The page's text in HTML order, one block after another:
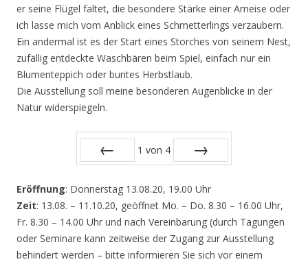
er seine Flügel faltet, die besondere Stärke einer Ameise oder
ich lasse mich vom Anblick eines Schmetterlings verzaubern.
Ein andermal ist es der Start eines Storches von seinem Nest,
zufällig entdeckte Waschbären beim Spiel, einfach nur ein
Blumenteppich oder buntes Herbstlaub.
Die Ausstellung soll meine besonderen Augenblicke in der
Natur widerspiegeln.
1 von 4
Eröffnung: Donnerstag 13.08.20, 19.00 Uhr
Zeit: 13.08. – 11.10.20, geöffnet Mo. – Do. 8.30 – 16.00 Uhr,
Fr. 8.30 – 14.00 Uhr und nach Vereinbarung (durch Tagungen
oder Seminare kann zeitweise der Zugang zur Ausstellung
behindert werden – bitte informieren Sie sich vor einem